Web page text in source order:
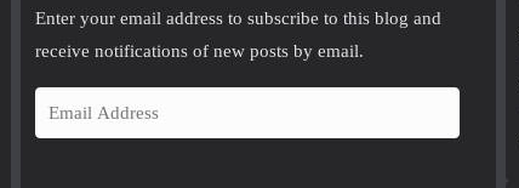
Enter your email address to subscribe to this blog and
receive notifications of new posts by email.
m